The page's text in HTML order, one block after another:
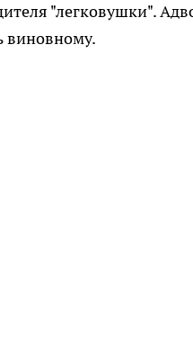
"легковушки".
виновному.